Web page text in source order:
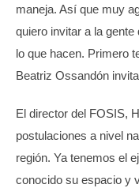
maneja. Así que muy
quiero invitar a la
lo que hacen. Primero
Beatriz Ossandón
El director del FOSIS,
postulaciones a nivel
región. Ya tenemos el
conocido su espacio y